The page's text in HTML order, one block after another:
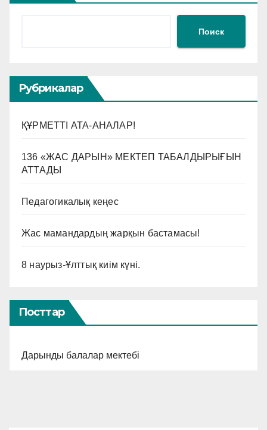
Поиск
Рубрикалар
ҚҰРМЕТТІ АТА-АНАЛАР!
136 «ЖАС ДАРЫН» МЕКТЕП ТАБАЛДЫРЫҒЫН
АТТАДЫ
Педагогикалық кеңес
Жас мамандардың жарқын бастамасы!
8 наурыз-Ұлттық киім күні.
Посттар
Дарынды балалар мектебі